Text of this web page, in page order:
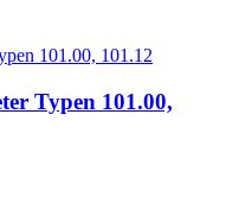
Typen 101.00,